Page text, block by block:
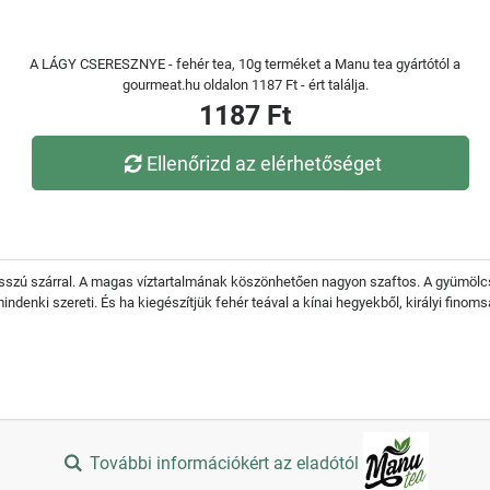
A LÁGY CSERESZNYE - fehér tea, 10g terméket a Manu tea gyártótól a
gourmeat.hu oldalon 1187 Ft - ért találja.
1187 Ft
Ellenőrizd az elérhetőséget
szárral. A magas víztartalmának köszönhetően nagyon szaftos. A
szereti. És ha kiegészítjük fehér teával a kínai hegyekből, királyi
További információkért az eladótól